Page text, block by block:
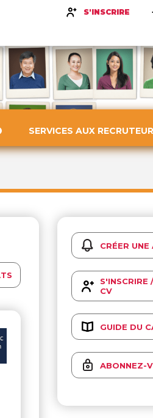
S'INSCRIRE
SERVICES AUX
CRÉER
S'INSCRIRE
CV
GUIDE DU
ABONNEZ-